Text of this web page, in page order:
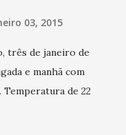
03, 2015
três de janeiro de
e manhã com
de 22